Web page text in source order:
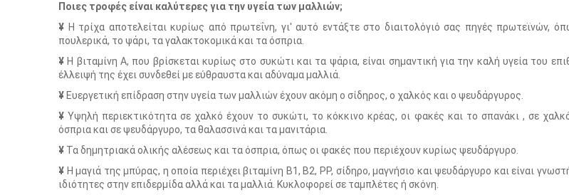
Ποιες τροφές είναι καλύτερες για την υγεία των μαλλιών;
¥ Η τρίχα αποτελείται κυρίως από πρωτεΐνη, γι' αυτό εντάξτε στο διαιτολόγιό σας πηγές πρωτεϊνών,
πουλερικά, το ψάρι, τα γαλακτοκομικά και τα όσπρια.
¥ Η βιταμίνη Α, που βρίσκεται κυρίως στο συκώτι και τα ψάρια, είναι σημαντική για την καλή υγεία του
έλλειψή της έχει συνδεθεί με εύθραυστα και αδύναμα μαλλιά.
¥ Ευεργετική επίδραση στην υγεία των μαλλιών έχουν ακόμη ο σίδηρος, ο χαλκός και ο ψευδάργυρος.
¥Υψηλή περιεκτικότητα σε χαλκό έχουν το συκώτι, το κόκκινο κρέας, οι φακές και το σπανάκι , σε
όσπρια και σε ψευδάργυρο, τα θαλασσινά και τα μανιτάρια.
¥ Τα δημητριακά ολικής αλέσεως και τα όσπρια, όπως οι φακές που περιέχουν κυρίως ψευδάργυρο.
¥ Η μαγιά της μπύρας, η οποία περιέχει βιταμίνη Β1, Β2, ΡΡ, σίδηρο, μαγνήσιο και ψευδάργυρο και είναι
ιδιότητες στην επιδερμίδα αλλά και τα μαλλιά. Κυκλοφορεί σε ταμπλέτες ή σκόνη.